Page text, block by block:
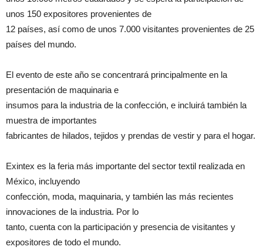
unos 150 expositores provenientes de
12 países, así como de unos 7.000 visitantes provenientes de 25
países del mundo.
El evento de este año se concentrará principalmente en la
presentación de maquinaria e
insumos para la industria de la confección, e incluirá también la
muestra de importantes
fabricantes de hilados, tejidos y prendas de vestir y para el hogar.
Exintex es la feria más importante del sector textil realizada en
México, incluyendo
confección, moda, maquinaria, y también las más recientes
innovaciones de la industria. Por lo
tanto, cuenta con la participación y presencia de visitantes y
expositores de todo el mundo.